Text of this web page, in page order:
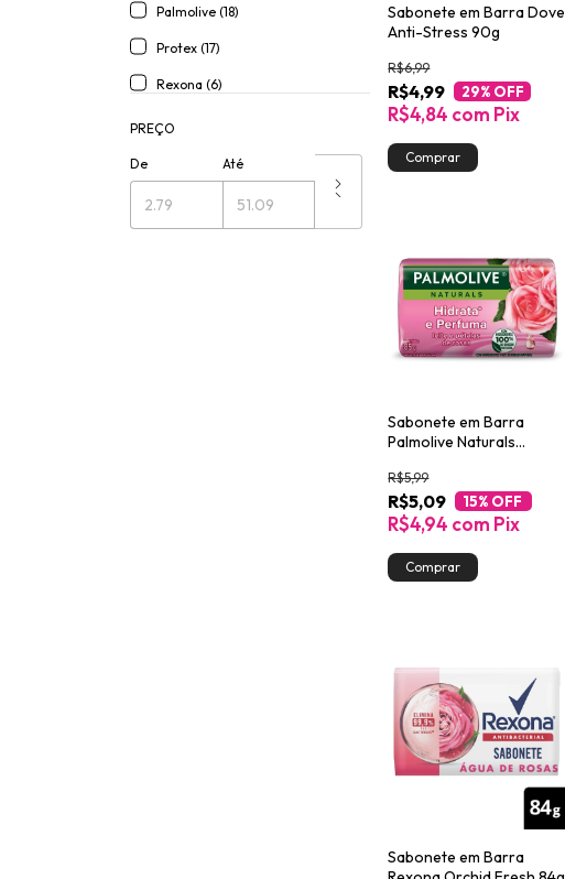
Palmolive (18)
Protex (17)
Rexona (6)
PREÇO
De Até
Sabonete em Barra Dove
Anti-Stress 90g
R$4,99
R$6,99
29% OFF
R$4,84 com Pix
Sabonete em Barra
Palmolive Naturals
R$5,09
R$5,99
15% OFF
R$4,94 com Pix
Sabonete em Barra